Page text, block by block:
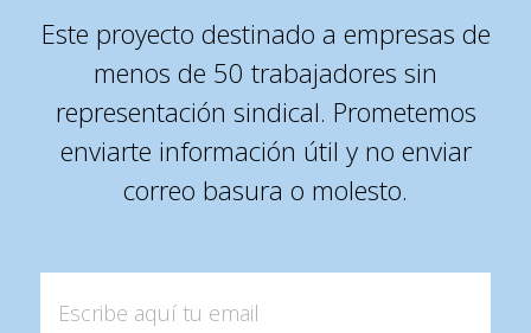
Este proyecto destinado a empresas de
menos de 50 trabajadores sin
representación sindical. Prometemos
enviarte información útil y no enviar
correo basura o molesto.